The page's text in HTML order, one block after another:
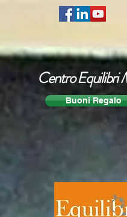
Centro Equilibri
Buoni Regalo